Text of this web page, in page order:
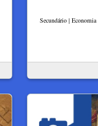
Secundário |